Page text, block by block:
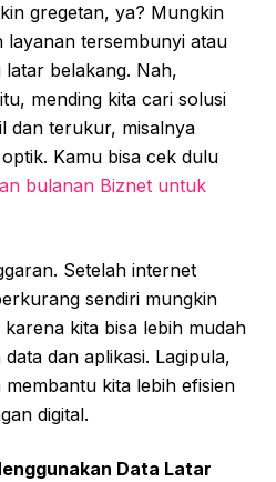
gregetan, ya? Mungkin
layanan tersembunyi atau
latar belakang. Nah,
mending kita cari solusi
dan terukur, misalnya
Kamu bisa cek dulu
bulanan Biznet untuk
Setelah internet
sendiri mungkin
kita bisa lebih mudah
dan aplikasi. Lagipula,
kita lebih efisien
digital.
Data Latar